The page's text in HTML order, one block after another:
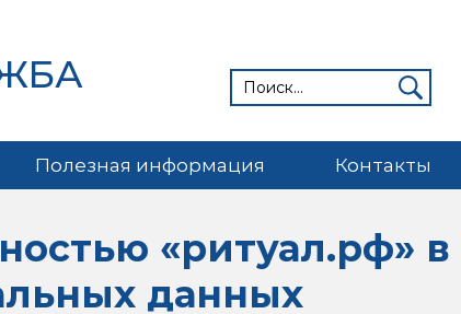
Полезная информация Контакты
«ритуал.рф» в
данных